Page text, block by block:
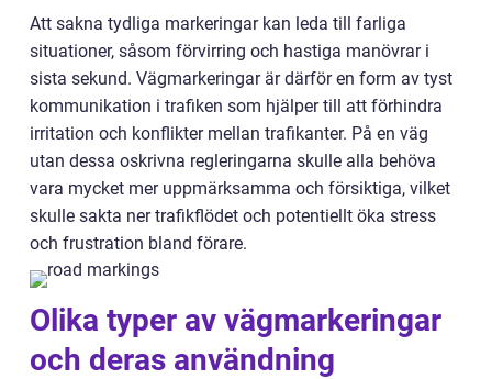
Att sakna tydliga markeringar kan leda till farliga
situationer, såsom förvirring och hastiga manövrar i
sista sekund. Vägmarkeringar är därför en form av tyst
kommunikation i trafiken som hjälper till att förhindra
irritation och konflikter mellan trafikanter. På en väg
utan dessa oskrivna regleringarna skulle alla behöva
vara mycket mer uppmärksamma och försiktiga, vilket
skulle sakta ner trafikflödet och potentiellt öka stress
och frustration bland förare.
Olika typer av vägmarkeringar
och deras användning